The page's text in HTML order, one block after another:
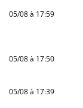
05/08 à 17:59
05/08 à 17:50
05/08 à 17:39